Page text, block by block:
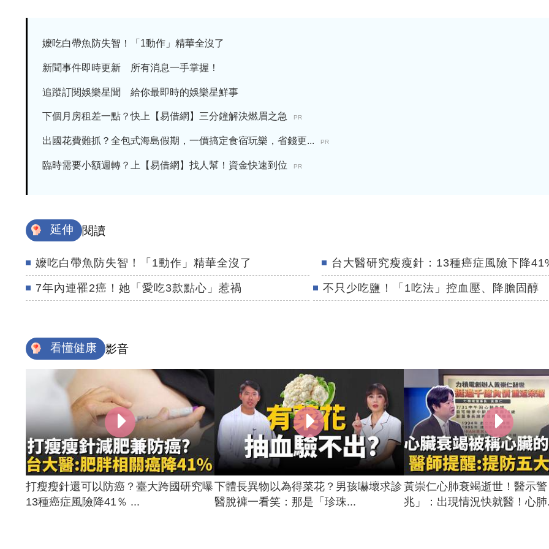
嬤吃白帶魚防失智！「1動作」精華全沒了
新聞事件即時更新 所有消息一手掌握！
追蹤訂閱娛樂星聞 給你最即時的娛樂星鮮事
下個月房租差一點？快上【易借網】三分鐘解決燃眉之急 PR
出國花費難抓？全包式海島假期，一價搞定食宿玩樂，省錢更... PR
臨時需要小額週轉？上【易借網】找人幫！資金快速到位 PR
延伸 閱讀
嬤吃白帶魚防失智！「1動作」精華全沒了 台大醫研究瘦瘦針：13種癌症風險下降
7年內連罹2癌！她「愛吃3款點心」惹禍 不只少吃鹽！「1吃法」控血壓、降膽固醇
看懂健康 影音
打瘦瘦針還可以防癌？臺大跨國研究曝
13種癌症風險降41％ ...
下體長異物以為得菜花？男孩嚇壞求診
醫脫褲一看笑：那是「珍珠...
黃崇仁心肺衰竭逝世！醫示
兆」：出現情況快就醫！心